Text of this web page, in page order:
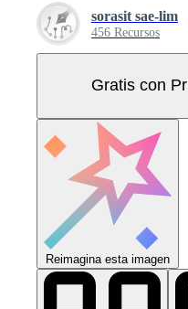
sorasit sae-lim
456 Recursos
Gratis con
Reimagina esta imagen